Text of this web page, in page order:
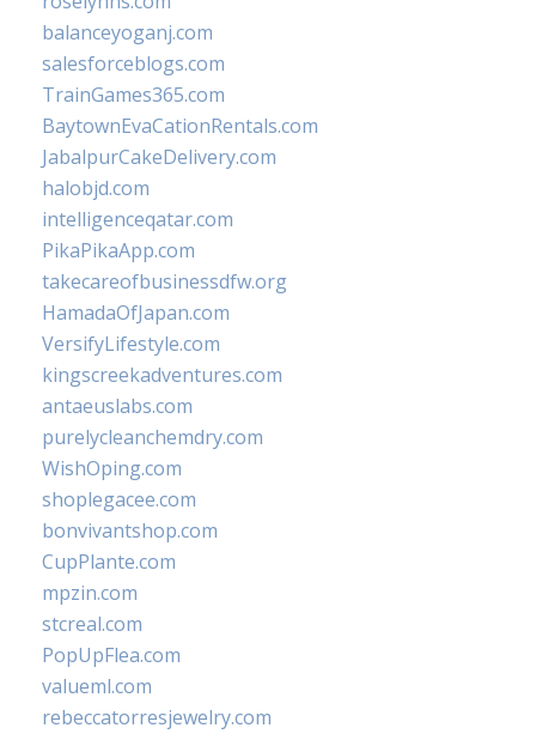
balanceyoganj.com
salesforceblogs.com
TrainGames365.com
BaytownEvaCationRentals.com
JabalpurCakeDelivery.com
halobjd.com
intelligenceqatar.com
PikaPikaApp.com
takecareofbusinessdfw.org
HamadaOfJapan.com
VersifyLifestyle.com
kingscreekadventures.com
antaeuslabs.com
purelycleanchemdry.com
WishOping.com
shoplegacee.com
bonvivantshop.com
CupPlante.com
mpzin.com
stcreal.com
PopUpFlea.com
valueml.com
rebeccatorresjewelry.com